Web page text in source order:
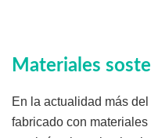
Materiales
En la actualidad más
fabricado con